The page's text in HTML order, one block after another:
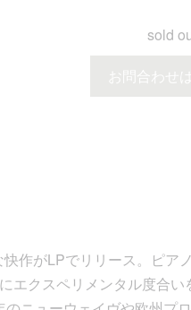
sold
お問合わせ
作がLPでリリース。ピア
エクスペリメンタル度合い